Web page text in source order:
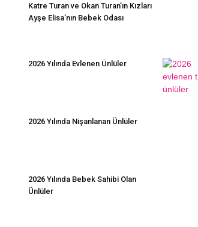
Katre Turan ve Okan Turan’ın Kızları
Ayşe Elisa’nın Bebek Odası
2026 Yılında Evlenen Ünlüler
2026 Yılında Nişanlanan Ünlüler
2026 Yılında Bebek Sahibi Olan
Ünlüler